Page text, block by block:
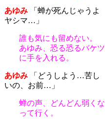
あゆみ「蝉が死んじゃうよ
ヤシマ…」
誰も気にも留めない。
あゆみ、恐る恐るバケツ
に手を入れる。
あゆみ「どうしよう…苦し
いの、お前…」
蝉の声、どんどん弱くな
って行く。